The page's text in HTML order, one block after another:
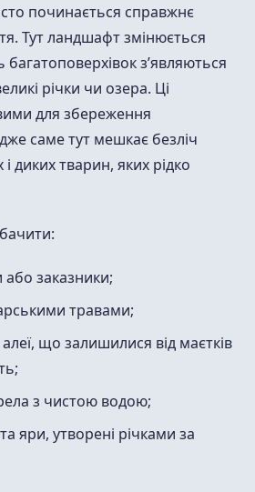
починається справжнє
Тут ландшафт змінюється
багатоповерхівок з’являються
річки чи озера. Ці
для збереження
саме тут мешкає безліч
і диких тварин, яких рідко
або заказники;
травами;
алеї, що залишилися від маєтків
з чистою водою;
яри, утворені річками за